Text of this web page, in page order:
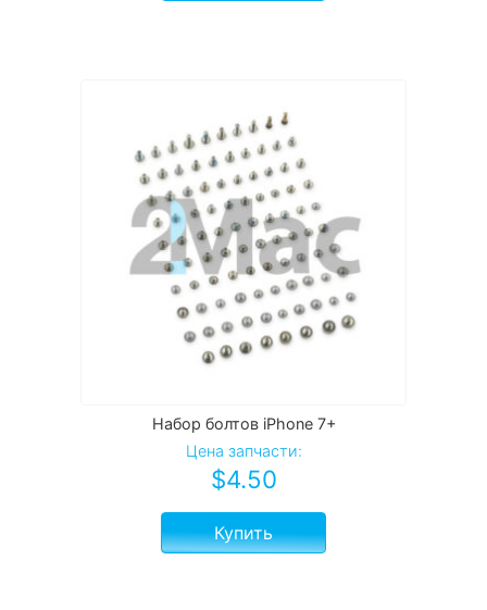
Набор болтов iPhone 7+
Цена запчасти:
$4.50
Купить